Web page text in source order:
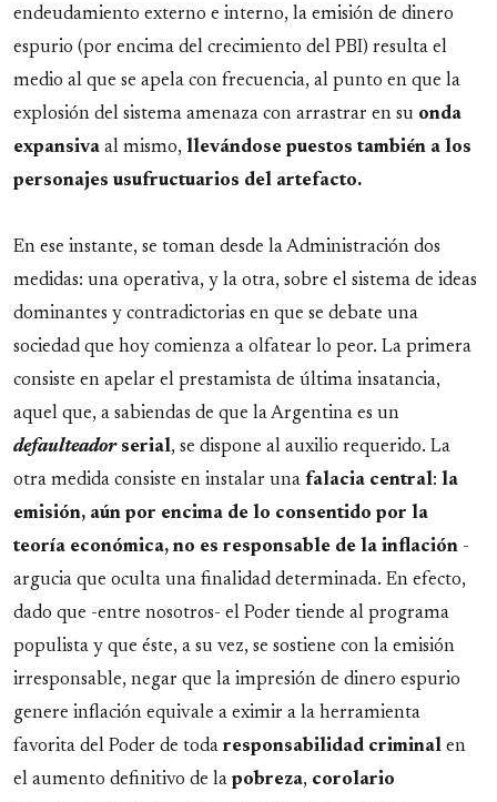
endeudamiento externo e interno, la emisión de dinero
espurio (por encima del crecimiento del PBI) resulta el
medio al que se apela con frecuencia, al punto en que la
explosión del sistema amenaza con arrastrar en su onda
expansiva al mismo, llevándose puestos también a los
personajes usufructuarios del artefacto.
En ese instante, se toman desde la Administración dos
medidas: una operativa, y la otra, sobre el sistema de ideas
dominantes y contradictorias en que se debate una
sociedad que hoy comienza a olfatear lo peor. La primera
consiste en apelar el prestamista de última insatancia,
aquel que, a sabiendas de que la Argentina es un
defaulteador serial, se dispone al auxilio requerido. La
otra medida consiste en instalar una falacia central: la
emisión, aún por encima de lo consentido por la
teoría económica, no es responsable de la inflación -
argucia que oculta una finalidad determinada. En efecto,
dado que -entre nosotros- el Poder tiende al programa
populista y que éste, a su vez, se sostiene con la emisión
irresponsable, negar que la impresión de dinero espurio
genere inflación equivale a eximir a la herramienta
favorita del Poder de toda responsabilidad criminal en
el aumento definitivo de la pobreza, corolario